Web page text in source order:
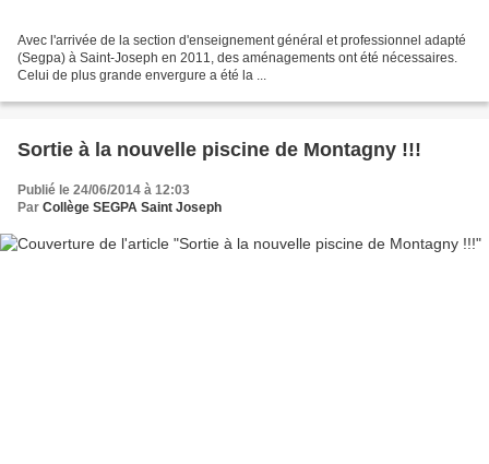
Avec l'arrivée de la section d'enseignement général et professionnel adapté
(Segpa) à Saint-Joseph en 2011, des aménagements ont été nécessaires.
Celui de plus grande envergure a été la ...
Sortie à la nouvelle piscine de Montagny !!!
Publié le 24/06/2014 à 12:03
Par Collège SEGPA Saint Joseph